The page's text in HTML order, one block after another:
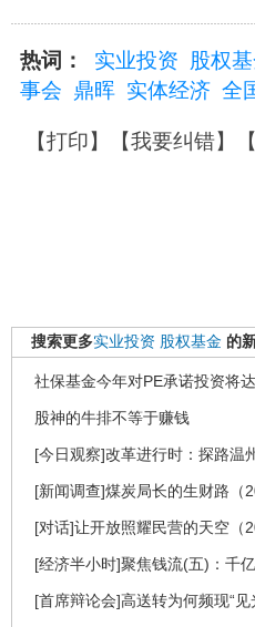
热词： 实业投资 股权
事会 鼎晖 实体经济 全
【打印】【我要纠错】【
搜索更多实业投资 股权基金 的
社保基金今年对PE承诺投资将
股神的牛排不等于赚钱
[今日观察]改革进行时：探路温
[新闻调查]煤炭局长的生财路（
[对话]让开放照耀民营的天空（
[经济半小时]聚焦钱流(五)：千
[首席辩论会]高送转为何频现“见